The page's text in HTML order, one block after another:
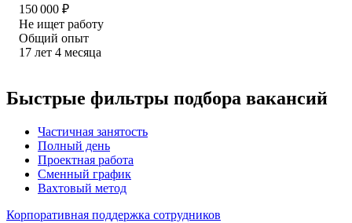
150 000 ₽
Не ищет работу
Общий опыт
17 лет 4 месяца
Быстрые фильтры подбора вакансий
Частичная занятость
Полный день
Проектная работа
Сменный график
Вахтовый метод
Корпоративная поддержка сотрудников